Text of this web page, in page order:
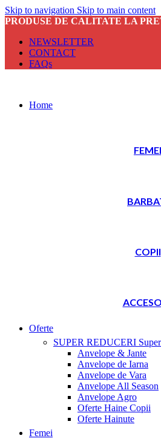
Skip to navigation Skip to main content
PRODUSE DE CALITATE LA
NEWSLETTER
CONTACT
FAQs
Home
FEMEI
COPII
Oferte
SUPER REDUCERI
Anvelope & Jante
Anvelope de Iarna
Anvelope de Vara
Anvelope All Season
Anvelope Agro
Oferte Haine Copii
Oferte Hainute
Femei